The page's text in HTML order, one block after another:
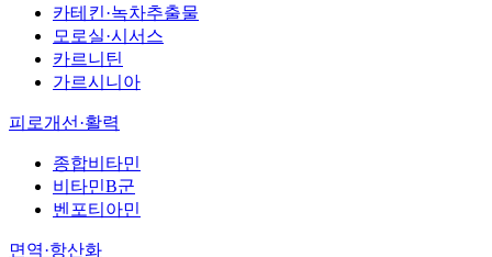
카테킨·녹차추출물
모로실·시서스
카르니틴
가르시니아
피로개선·활력
종합비타민
비타민B군
벤포티아민
면역·항산화